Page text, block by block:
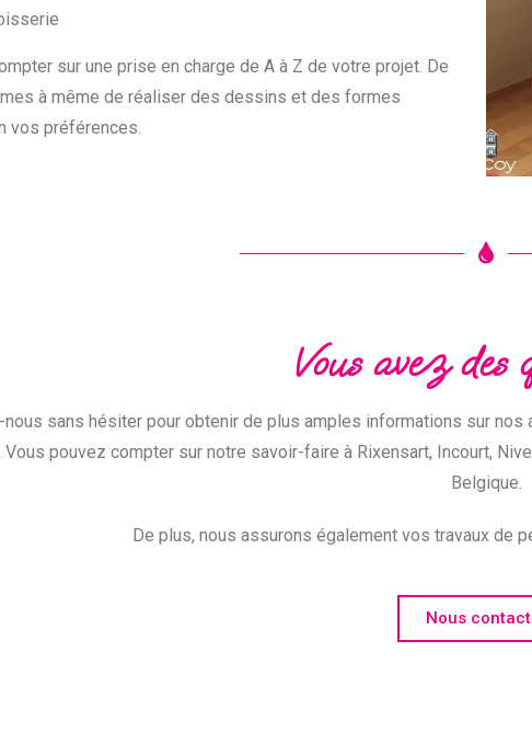
sur une prise en charge de A à Z de votre projet. De
à même de réaliser des dessins et des formes
vos préférences.
Vous avez des
sans hésiter pour obtenir de plus amples informations sur
pouvez compter sur notre savoir-faire à Rixensart, Incourt,
Belgique.
De plus, nous assurons également vos travaux de
Nous